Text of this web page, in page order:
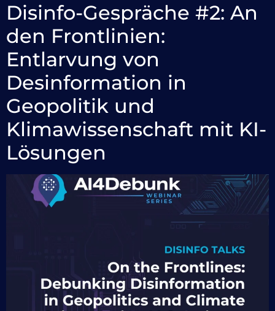
Disinfo-Gespräche #2: An
den Frontlinien:
Entlarvung von
Desinformation in
Geopolitik und
Klimawissenschaft mit KI-
Lösungen